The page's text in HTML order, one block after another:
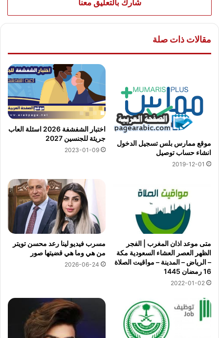
شارك بالتعليق معنا
مقالات ذات صلة
موقع ممارس بلس تسجيل الدخول
انشاء حساب توصيل
2019-12-01
اختبار الشفشفة 2026 اسئلة العاب
جريئة للجنسين 2027
2023-01-09
متى موعد اذان المغرب | الفجر
الظهر العصر العشاء السعودية مكة
– الرياض – المدينة – مواقيت الصلاة
16 رمضان 1445
2022-01-02
مسرب فيديو لينا رعد محسن تويتر
من هي وما هي قضيتها صور
2026-06-24